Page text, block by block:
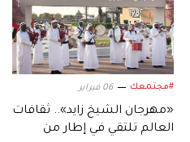
#مجتمعك 06 فبراير
«مهرجان الشيخ زايد».. ثقافات
العالم تلتقي في إطار من